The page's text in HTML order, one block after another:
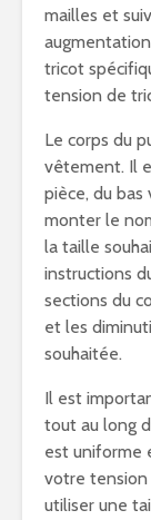
mailles et
tricot
tension de
Le corps du
vêtement. Il
pièce, du bas
monter le
la taille
instructions
sections du
et les
souhaitée.
Il est
tout au long
est uniforme
votre
utiliser une